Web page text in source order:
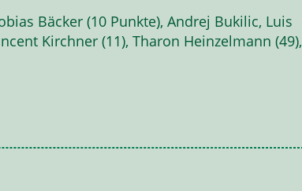
Bäcker (10 Punkte), Andrej Bukilic, Luis
Kirchner (11), Tharon Heinzelmann (49),